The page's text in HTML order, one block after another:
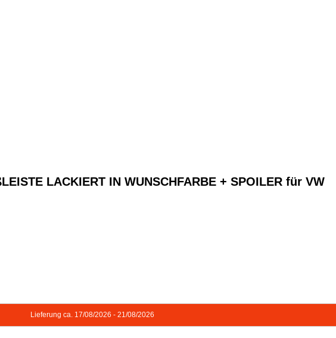
LACKIERT IN WUNSCHFARBE + SPOILER für VW
Lieferung ca. 17/08/2026 - 21/08/2026